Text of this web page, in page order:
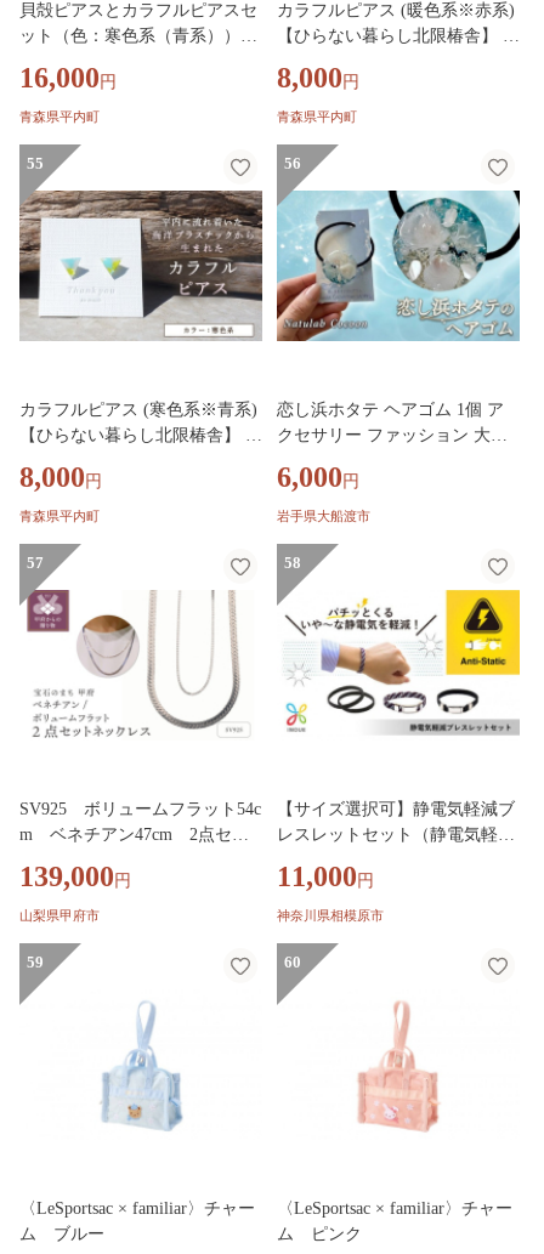
貝殻ピアスとカラフルピアスセ
ット（色：寒色系（青系））
アス ホタテ貝殻 ほたて 帆立 海
洋プラスチック アップサイクル
リー レディース ギフト 青森県
平内町 F21J-368
16,000 円
青森県平内町
カラフルピアス (暖色系※赤系)
【ひらない暮らし北限椿舎】 ピ
セサリー レディース ギフト 海
洋プラスチック アップサイクル
8,000 円
青森県平内町
55
カラフルピアス (寒色系※青系)
【ひらない暮らし北限椿舎】 ピ
セサリー レディース ギフト 海
洋プラスチック アップサイクル
8,000 円
青森県平内町
56
恋し浜ホタテ ヘアゴム 1個 ア
クセサリー ファッション 大船
い 自分へのご褒美 父の日 母の
日 卒業式 贈答 ギフト プレゼン
1万円以下 三陸 岩手県 大船渡
市 6000円 6千円
6,000 円
岩手県大船渡市
57
SV925 ボリュームフラット54c
m ベネチアン47cm 2点セッ
8002
139,000 円
山梨県甲府市
58
【サイズ選択可】静電気軽減ブ
レスレットセット（静電気軽減
電気軽減ゴムリング黒柄）【津
久井の組紐】
11,000 円
神奈川県相模原市
59
〈LeSportsac × familiar〉チャー
ム ブルー
60
〈LeSportsac × familiar〉チャー
ム ピンク